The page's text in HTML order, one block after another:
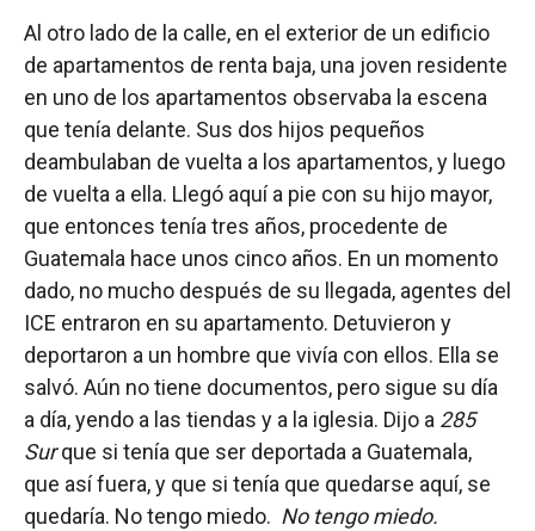
Al otro lado de la calle, en el exterior de un edificio
de apartamentos de renta baja, una joven residente
en uno de los apartamentos observaba la escena
que tenía delante. Sus dos hijos pequeños
deambulaban de vuelta a los apartamentos, y luego
de vuelta a ella. Llegó aquí a pie con su hijo mayor,
que entonces tenía tres años, procedente de
Guatemala hace unos cinco años. En un momento
dado, no mucho después de su llegada, agentes del
ICE entraron en su apartamento. Detuvieron y
deportaron a un hombre que vivía con ellos. Ella se
salvó. Aún no tiene documentos, pero sigue su día
a día, yendo a las tiendas y a la iglesia. Dijo a 285
Surque si tenía que ser deportada a Guatemala,
que así fuera, y que si tenía que quedarse aquí, se
quedaría. No tengo miedo. No tengo miedo.